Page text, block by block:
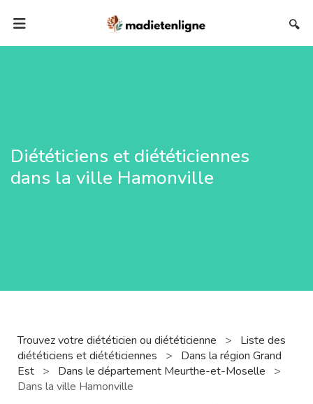
🔍
Diététiciens et diététiciennes
dans la ville Hamonville
Trouvez votre diététicien ou diététicienne >
Liste des
diététiciens et diététiciennes
>
Dans la région Grand
Est > Dans le département Meurthe-et-Moselle
>
Dans la ville Hamonville